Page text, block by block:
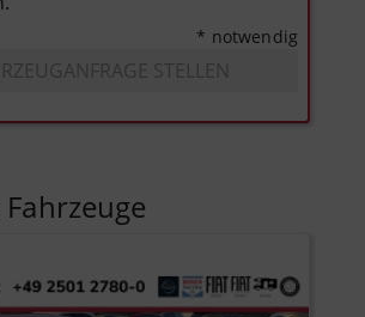
* notwendig
STELLEN